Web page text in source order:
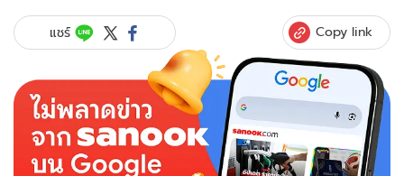
แชร์ Copy link